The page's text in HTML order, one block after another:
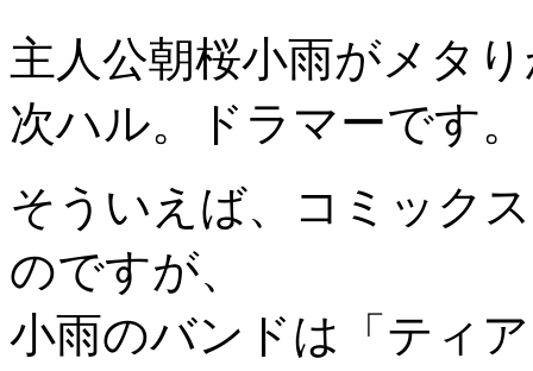
主人公朝桜小雨がメタ
次ハル。ドラマーです。
そういえば、コミック
のですが、
小雨のバンドは「ティ